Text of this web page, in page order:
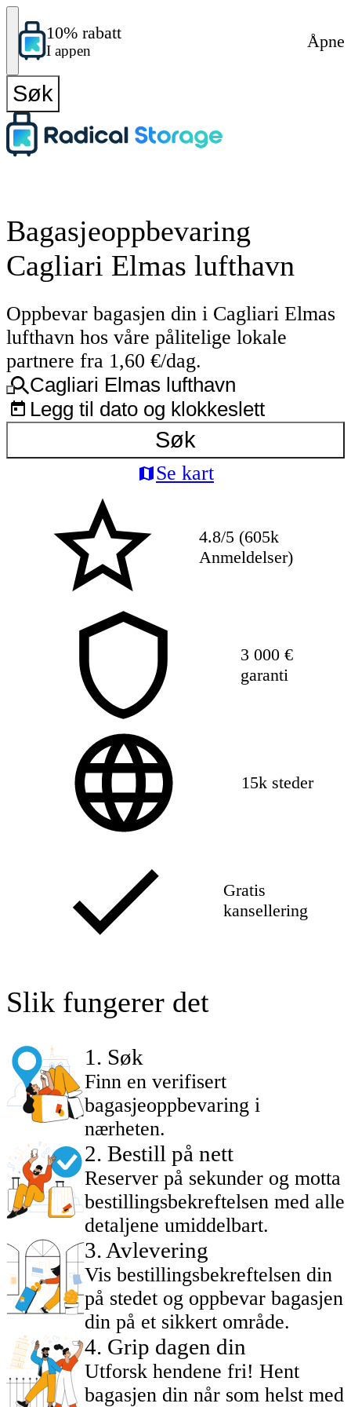
10% rabatt
I appen
Åpne
Søk
Bagasjeoppbevaring
Cagliari Elmas lufthavn
Oppbevar bagasjen din i Cagliari Elmas
lufthavn hos våre pålitelige lokale
partnere fra 1,60 €/dag.
Cagliari Elmas lufthavn
Legg til dato og klokkeslett
Søk
Se kart
4.8/5 (605k
Anmeldelser)
3 000 €
garanti
15k steder
Gratis
kansellering
Slik fungerer det
1 . Søk
Finn en verifisert
bagasjeoppbevaring i
nærheten.
2. Bestill på nett
Reserver på sekunder og motta
bestillingsbekreftelsen med alle
detaljene umiddelbart.
3. Avlevering
Vis bestillingsbekreftelsen din
på stedet og oppbevar bagasjen
din på et sikkert område.
4. Grip dagen din
Utforsk hendene fri! Hent
bagasjen din når som helst med